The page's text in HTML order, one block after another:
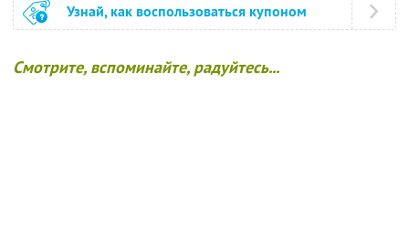
Узнай, как воспользоваться купоном
Смотрите, вспоминайте, радуйтесь...